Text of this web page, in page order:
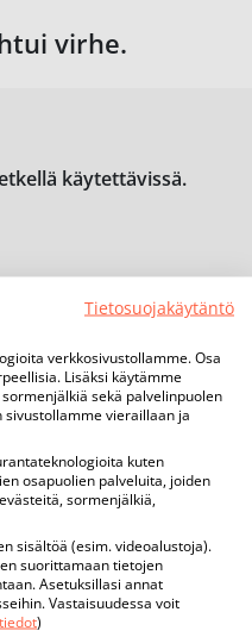
virhe.
käytettävissä.
Tietosuojakäytäntö
verkkosivustollamme. Osa
Lisäksi käytämme
sekä palvelinpuolen
vieraillaan ja
kuten
osapuolien palveluita, joiden
sormenjälkiä,
sisältöä (esim. videoalustoja).
suorittamaan tietojen
Asetuksillasi annat
Vastaisuudessa voit
)